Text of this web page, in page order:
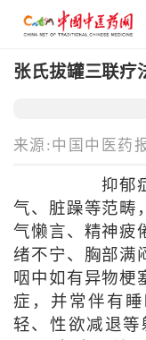
张氏拔罐三联疗
来源:中国中医药
抑郁症
气、脏躁等范畴
气懒言、精神疲
绪不宁、胸部满
咽中如有异物梗
症，并常伴有
轻、性欲减退等